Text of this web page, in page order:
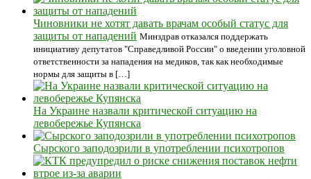
Чиновники не хотят давать врачам особый статус для
защиты от нападений Минздрав отказался поддержать
инициативу депутатов "Справедливой России" о введении уголовной
ответственности за нападения на медиков, так как необходимые
нормы для защиты в […]
На Украине назвали критической ситуацию на
левобережье Купянска
Сырского заподозрили в употреблении психотропов